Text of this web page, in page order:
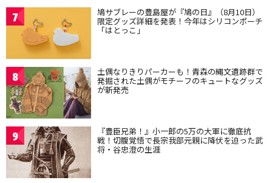
7 鳩サブレーの豊島屋が『鳩の日』（8月10日）
限定グッズ詳細を発表！今年はシリコンポーチ
「はとっこ」
8 土偶なりきりパーカーも！青森の縄文遺跡群で
発掘された土偶がモチーフのキュートなグッズ
が新発売
9 『豊臣兄弟！』小一郎の5万の大軍に徹底抗
戦！切腹覚悟で長宗我部元親に降伏を迫った武
将・谷忠澄の生涯